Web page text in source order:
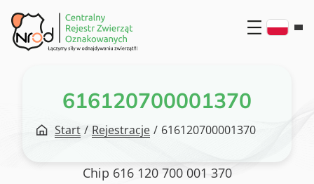
Przejdź
do
treści
616120700001370
Start / Rejestracje / 616120700001370
Chip 616 120 700 001 370